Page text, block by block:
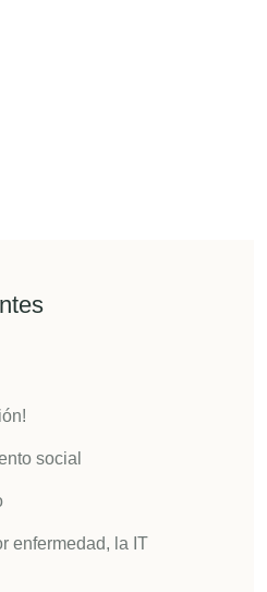
social
enfermedad, la IT